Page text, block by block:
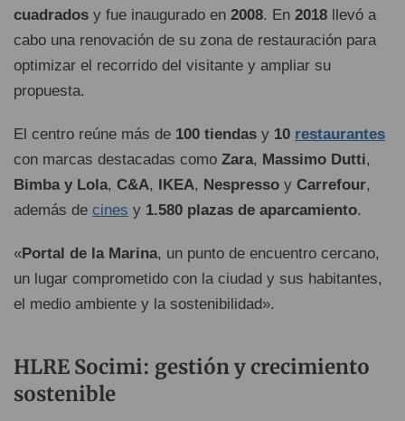
cuadrados y fue inaugurado en 2008. En 2018 llevó a
cabo una renovación de su zona de restauración para
optimizar el recorrido del visitante y ampliar su
propuesta.
El centro reúne más de 100 tiendas y 10 restaurantes
con marcas destacadas como Zara, Massimo Dutti,
Bimba y Lola, C&A, IKEA, Nespresso y Carrefour,
además de cines y 1.580 plazas de aparcamiento.
«Portal de la Marina, un punto de encuentro cercano,
un lugar comprometido con la ciudad y sus habitantes,
el medio ambiente y la sostenibilidad».
HLRE Socimi: gestión y crecimiento
sostenible